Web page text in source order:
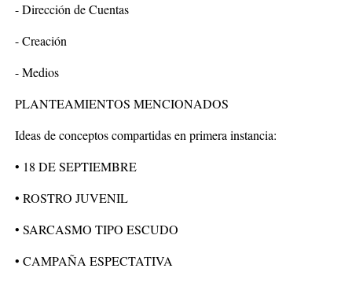
- Dirección de Cuentas
- Creación
- Medios
PLANTEAMIENTOS MENCIONADOS
Ideas de conceptos compartidas en primera instancia:
• 18 DE SEPTIEMBRE
• ROSTRO JUVENIL
• SARCASMO TIPO ESCUDO
• CAMPAÑA ESPECTATIVA